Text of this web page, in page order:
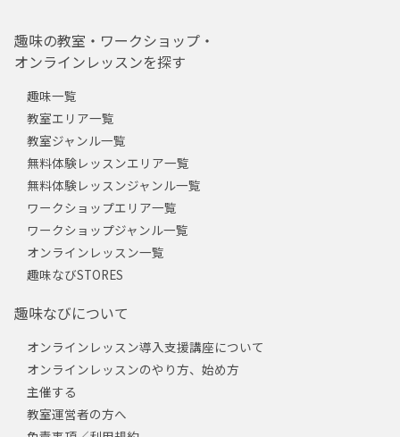
趣味の教室・ワークショップ・
オンラインレッスンを探す
趣味一覧
教室エリア一覧
教室ジャンル一覧
無料体験レッスンエリア一覧
無料体験レッスンジャンル一覧
ワークショップエリア一覧
ワークショップジャンル一覧
オンラインレッスン一覧
趣味なびSTORES
趣味なびについて
オンラインレッスン導入支援講座について
オンラインレッスンのやり方、始め方
主催する
教室運営者の方へ